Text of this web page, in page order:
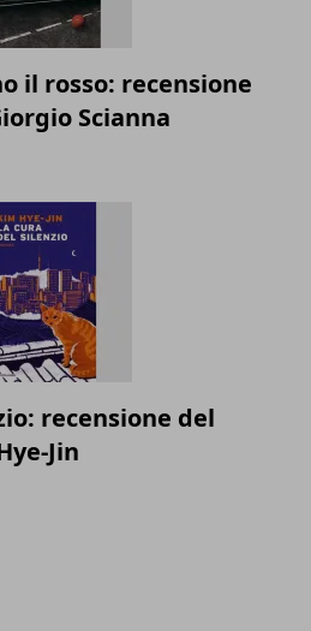
il rosso: recensione
Scianna
recensione del
Jin